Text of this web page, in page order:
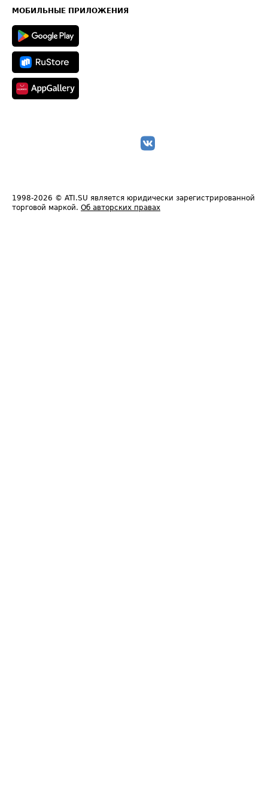
Техническая информация
МОБИЛЬНЫЕ ПРИЛОЖЕНИЯ
1998-2026 © ATI.SU является юридически зарегистрированной
торговой маркой. Об авторских правах